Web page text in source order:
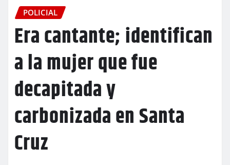
POLICIAL
Era cantante; identifican
a la mujer que fue
decapitada y
carbonizada en Santa
Cruz